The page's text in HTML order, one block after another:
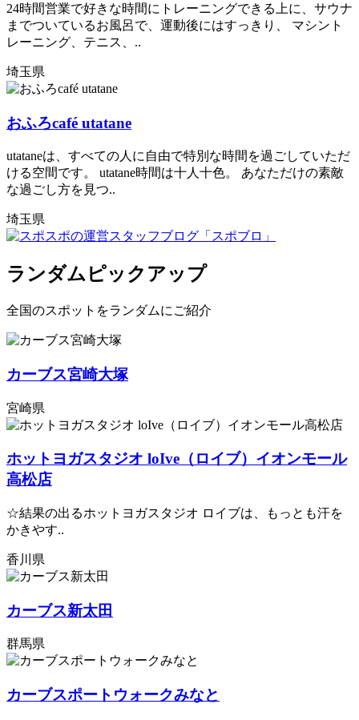
24時間営業で好きな時間にトレーニングできる上に、サウナ
までついているお風呂で、運動後にはすっきり、 マシント
レーニング、テニス、..
埼玉県
おふろcafé utatane
utataneは、すべての人に自由で特別な時間を過ごしていただ
ける空間です。 utatane時間は十人十色。 あなただけの素敵
な過ごし方を見つ..
埼玉県
ランダムピックアップ
全国のスポットをランダムにご紹介
カーブス宮崎大塚
宮崎県
ホットヨガスタジオ loIve（ロイブ）イオンモール
高松店
☆結果の出るホットヨガスタジオ ロイブは、もっとも汗を
かきやす..
香川県
カーブス新太田
群馬県
カーブスポートウォークみなと